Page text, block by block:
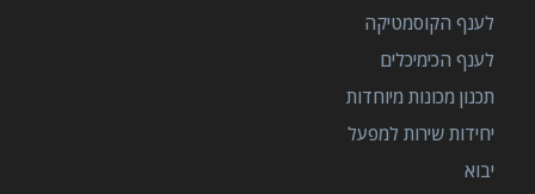
לענף הקוסמטיקה
לענף הכימיכלים
תכנון מכונות מיוחדות
יחידות שירות למפעל
יבוא